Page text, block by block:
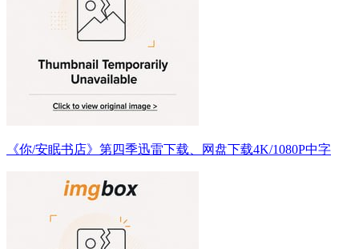
《你/安眠书店》第四季迅雷下载、网盘下载4K/1080P中字